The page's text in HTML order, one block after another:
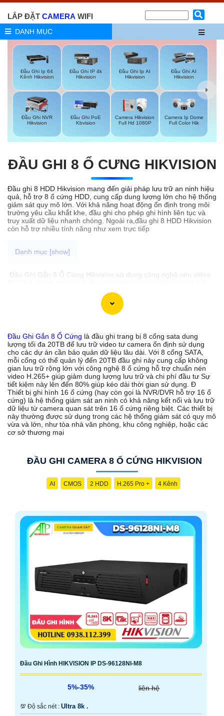
LẮP ĐẶT CAMERA WIFI
DANH MỤC
Đầu Ghi Ip 64
Kênh Hikvision
Đầu Ghi IP 4k
Hikvision
Đầu Ghi Ip AI
Hikvision
Đầu Ghi AI
Hikvision
Đầu Ghi NVR
Hikvision
Đầu Ghi PoE
Kbvision
Camera Hikvision
Full Hd 1080P
Camera Ip Dome
Full Color Hik
ĐẦU GHI 8 Ổ CƯNG HIKVISION
Đầu ghi 8 HDD Hikvision mang đến giải pháp lưu trữ an ninh hiệu
quả, hỗ trợ 8 ổ cứng HDD, cung cấp dung lượng lớn cho hệ thống
giám sát quy mô lớn. Với khả năng hoạt động ổn định trong môi
trường yêu cầu khắt khe, đầu ghi cho phép ghi hình liên tục và
truy xuất dữ liệu nhanh chóng. Ngoài ra,đầu ghi 8 HDD Hikvision
còn hỗ trợ nhiều tính năng như xem trực tiếp
Đầu Ghi Gắn 8 Ổ Cứng Hikvision sử dụng công nghệ nén video
kiệm chi phí. Với công nghệ nén H.265+ đầu ghi này tiết kiệm hơn
80% dung lượng so với H.265 truyền thống giúp tiết kiệm chỗ lưu
trữ mà vẫn Tin hơn chất lượng hình ảnh sắc nét. Đầu ghi 8 ổ
cứng này được thiết kế để hỗ trợ cho đầu ghi IP 16 kênh trở lên
khả năng lưu trữ dữ liệu lên đến hơn 12 tháng cho 16 camera
bạn hoàn toàn yên tâm về việc ghi lại và đánh giá lại những hình
ảnh quan trọng.
'
Đầu Ghi Gắn 8 Ổ Cứng là đầu ghi trang bị 8 cổng sata dung
lượng tối đa 20TB để lưu trữ video tư camera ổn định sử dụng
cho các dự án cần bảo quản dữ liệu lâu dài. Với 8 cổng SATA,
mỗi cổng có thể quản lý đến 20TB đầu ghi này cung cấp không
gian lưu trữ rộng lớn với công nghệ 8 ổ cứng hỗ trợ chuẩn nén
video H.265+ giúp giảm dung lượng lưu trữ và chi phí đầu tư Sự
tiết kiệm này lên đến 80% giúp kéo dài thời gian sử dụng. Đ
Thiết bị ghi hình 16 ổ cứng (hay còn gọi là NVR/DVR hỗ trợ 16 ổ
cứng) là hệ thống giám sát an ninh có khả năng kết nối và lưu trữ
dữ liệu từ camera quan sát trên 16 ổ cứng riêng biệt. Các thiết bị
này thường được sử dụng trong các hệ thống giám sát có quy mô
vừa và lớn, như tòa nhà văn phòng, khu công nghiệp, hoặc các
cơ sở thương mại
ĐẦU GHI CAMERA 8 Ổ CỨNG HIKVISION
AI CMOS 2 HDD H.265 Pro + 4 Kênh
Đầu Ghi Hình HIKVISION IP DS-96128NI-M8
5%-35% liên hệ
💯 Độ sắc nét : Ultra 8k .